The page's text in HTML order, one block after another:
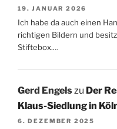
19. JANUAR 2026
Ich habe da auch einen
richtigen Bildern und
Stiftebox.…
Gerd Engels zu Der
Klaus-Siedlung in
6. DEZEMBER 2025